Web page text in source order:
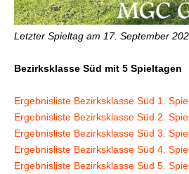
Letzter Spieltag am 17. September
Bezirksklasse Süd mit 5 Spieltagen
Ergebnisliste Bezirksklasse Süd 1.
Ergebnisliste Bezirksklasse Süd 2.
Ergebnisliste Bezirksklasse Süd 3.
Ergebnisliste Bezirksklasse Süd 4.
Ergebnisliste Bezirksklasse Süd 5.